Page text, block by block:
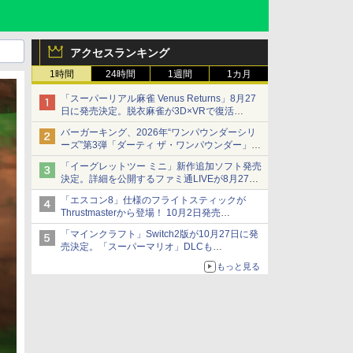
アクセスランキング
1時間 24時間 1週間 1カ月
「スーパーリアル麻雀 Venus Returns」8月27
日に発売決定。脱衣麻雀が3D×VRで復活
発売から2週間は20%オフになるセールが実施
バーガーキング、2026年“ワンパウンダーシリ
ーズ”第3弾「ダーティ ザ・ワンパウンダー」を
8月7日発売
「特製ガーリックマヨソース」を使用した超大
型チーズバーガー
「イーグレットツー ミニ」新作追加ソフト発売
決定。詳細を公開するファミ通LIVEが8月27日
20時から配信
シリーズ累計100タイトルへ
「エスコン8」仕様のフライトスティックが
Thrustmasterから登場！ 10月2日発売
ジョイスティックに振動機能を搭載。予約受付
も開始
「マインクラフト」Switch2版が10月27日に発
売決定。「スーパーマリオ」DLCも
Switch版からのアップグレードも可能に
もっと見る